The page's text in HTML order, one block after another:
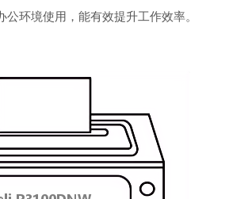
公环境使用，能有效提升工作效率。